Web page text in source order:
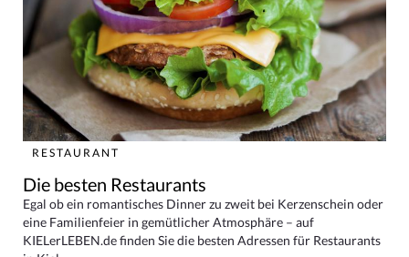
RESTAURANT
Die besten Restaurants
Egal ob ein romantisches Dinner zu zweit bei Kerzenschein oder
eine Familienfeier in gemütlicher Atmosphäre – auf
KIELerLEBEN.de finden Sie die besten Adressen für Restaurants